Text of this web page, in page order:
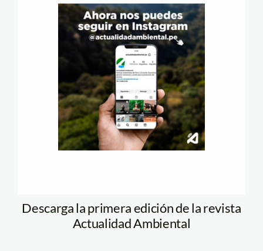
Descarga la primera edición de la revista
Actualidad Ambiental